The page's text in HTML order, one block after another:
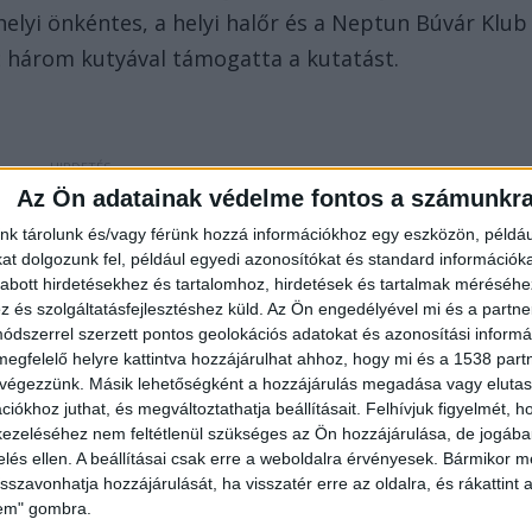
Az Ön adatainak védelme fontos a
tárolunk és/vagy férünk hozzá információkhoz egy eszközön,
dolgozunk fel, például egyedi azonosítókat és standard
hirdetésekhez és tartalomhoz, hirdetések és tartalmak
és szolgáltatásfejlesztéshez küld. Az Ön engedélyével mi és a
szerzett pontos geolokációs adatokat és azonosítási
helyre kattintva hozzájárulhat ahhoz, hogy mi és a 1538
Másik lehetőségként a hozzájárulás megadása vagy
juthat, és megváltoztathatja beállításait. Felhívjuk figyelmét,
nem feltétlenül szükséges az Ön hozzájárulása, de
ellen. A beállításai csak erre a weboldalra érvényesek. Bármikor
hozzájárulását, ha visszatér erre az oldalra, és rákattint
gombra.
önkéntes, a helyi halőr és a Neptun Búvár Klub
kutyával támogatta a kutatást.
körül hozott megnyugtató eredményt, amikor a
a férfit, akit egészségügyi vizsgálata
közben lett rosszul egy ember Felsőszölnök
még májusban – számolt be róla akkor
hivatásos, a felsőszölnöki és alsószölnöki